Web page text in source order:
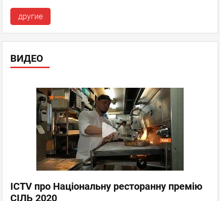
другие
ВИДЕО
ICTV про Національну ресторанну премію
СІЛЬ 2020